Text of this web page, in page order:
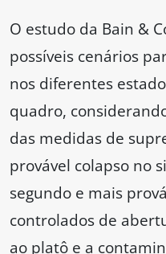
O estudo da Bain &
possíveis cenários
nos diferentes
quadro,
das medidas de
provável colapso no
segundo e mais
controlados de
ao platô e a